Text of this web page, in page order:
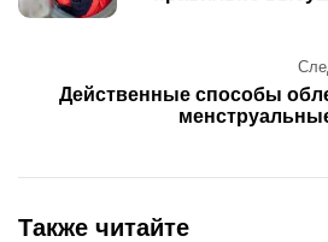
Действенные способы
Также читайте